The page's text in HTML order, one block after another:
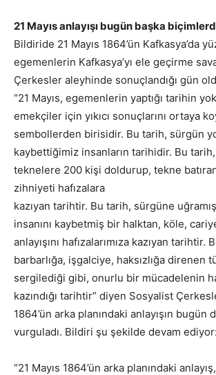
21 Mayıs anlayışı bugün başka
Bildiride 21 Mayıs 1864’ün Kafkasya’da
egemenlerin Kafkasya’yı ele geçirme
Çerkesler aleyhinde sonuçlandığı gün
“21 Mayıs, egemenlerin yaptığı tarihin
emekçiler için yıkıcı sonuçlarını ortaya
sembollerden birisidir. Bu tarih, sürgün
kaybettiğimiz insanların tarihidir. Bu
teknelere 200 kişi doldurup, tekne batıran
zihniyeti hafızalara
kazıyan tarihtir. Bu tarih, sürgüne
insanını kaybetmiş bir halktan, köle,
anlayışını hafızalarımıza kazıyan tarihtir.
barbarlığa, işgalciye, haksızlığa direnen
sergilediği gibi, onurlu bir mücadelenin
kazındığı tarihtir” diyen Sosyalist
1864’ün arka planındaki anlayışın
vurguladı. Bildiri şu şekilde devam ediyor:
“21 Mayıs 1864’ün arka planındaki